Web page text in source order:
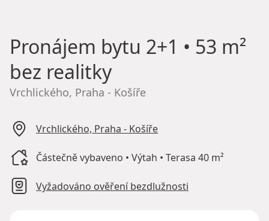
Pronájem bytu 2+1 • 53 m²
bez realitky
Vrchlického, Praha - Košíře
Vrchlického, Praha - Košíře
Částečně vybaveno • Výtah • Terasa 40 m²
Vyžadováno ověření bezdlužnosti